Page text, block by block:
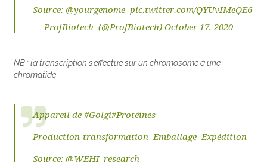
Source: @yourgenome pic.twitter.com/QYUvIMeQE6
— ProfBiotech (@ProfBiotech)October 17, 2020
NB : la transcription s’effectue sur un chromosome à une
chromatide
Appareil de#Golgi#Protéines
Production-transformation Emballage Expédition
Source: @WEHI_research